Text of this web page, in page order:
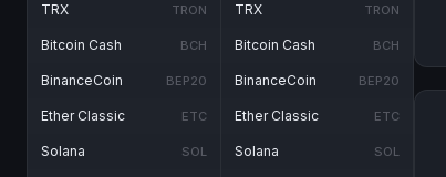
TRX TRON
Bitcoin Cash BCH
BinanceCoin BEP20
Ether Classic ETC
Solana SOL
TRX TRON
Bitcoin Cash BCH
BinanceCoin BEP20
Ether Classic ETC
Solana SOL